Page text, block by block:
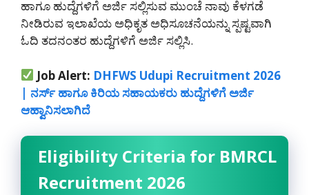
ಹಾಗೂ ಹುದ್ದೆಗಳಿಗೆ ಅರ್ಜಿ ಸಲ್ಲಿಸುವ ಮುಂಚೆ ನಾವು ಕೆಳಗಡೆ
ನೀಡಿರುವ ಇಲಾಖೆಯ ಅಧಿಕೃತ ಅಧಿಸೂಚನೆಯನ್ನು ಸ್ಪಷ್ಟವಾಗಿ
ಓದಿ ತದನಂತರ ಹುದ್ದೆಗಳಿಗೆ ಅರ್ಜಿ ಸಲ್ಲಿಸಿ.
Job Alert: DHFWS Udupi Recruitment 2026
| ನರ್ಸ್ ಹಾಗೂ ಕಿರಿಯ ಸಹಾಯಕರು ಹುದ್ದೆಗಳಿಗೆ ಅರ್ಜಿ
ಆಹ್ವಾನಿಸಲಾಗಿದೆ
Eligibility Criteria for BMRCL
Recruitment 2026